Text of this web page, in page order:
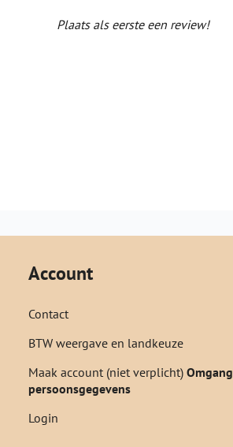
Plaats als eerste een review!
Account
Contact
BTW weergave en landkeuze
Maak account (niet verplicht) Omgang
persoonsgegevens
Login